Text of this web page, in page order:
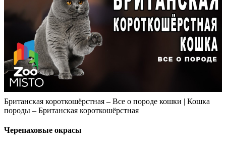
Британская короткошёрстная – Все о породе кошки | Кошка
породы – Британская короткошёрстная
Черепаховые окрасы